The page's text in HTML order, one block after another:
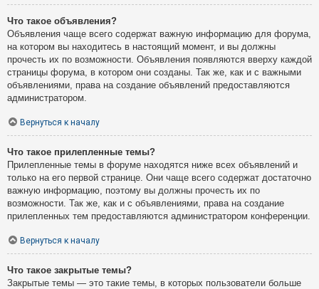
Что такое объявления?
Объявления чаще всего содержат важную информацию для форума,
на котором вы находитесь в настоящий момент, и вы должны
прочесть их по возможности. Объявления появляются вверху каждой
страницы форума, в котором они созданы. Так же, как и с важными
объявлениями, права на создание объявлений предоставляются
администратором.
Вернуться к началу
Что такое прилепленные темы?
Прилепленные темы в форуме находятся ниже всех объявлений и
только на его первой странице. Они чаще всего содержат достаточно
важную информацию, поэтому вы должны прочесть их по
возможности. Так же, как и с объявлениями, права на создание
прилепленных тем предоставляются администратором конференции.
Вернуться к началу
Что такое закрытые темы?
Закрытые темы — это такие темы, в которых пользователи больше